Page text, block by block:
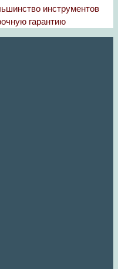
инструментов
гарантию